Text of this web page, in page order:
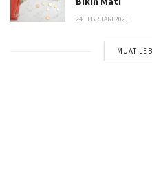
24 FEBRUARI 2021
MUAT